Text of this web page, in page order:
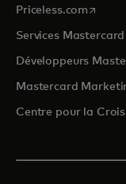
Priceless.com
Services Mastercard
Développeurs
Mastercard
Centre pour la